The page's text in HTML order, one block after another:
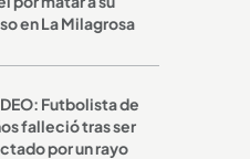
en La Milagrosa
Futbolista de
falleció tras ser
por un rayo